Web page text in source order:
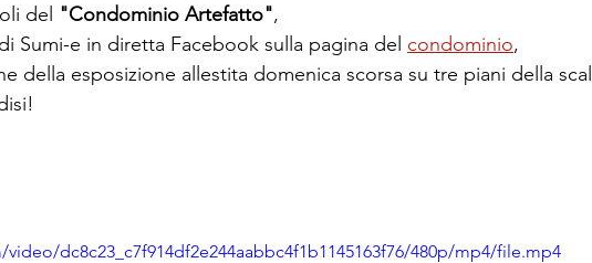
del "Condominio Artefatto",
Sumi-e in diretta Facebook sulla pagina del condominio,
della esposizione allestita domenica scorsa su tre piani della
dc8c23_c7f914df2e244aabbc4f1b1145163f76/480p/mp4/file.mp4